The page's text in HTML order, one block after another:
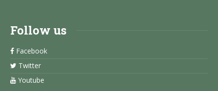
Follow us
Facebook
Twitter
Youtube